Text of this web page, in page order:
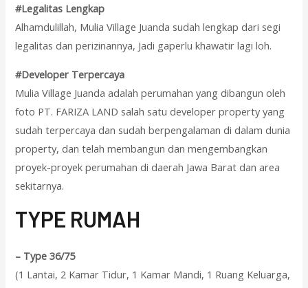
#Legalitas Lengkap
Alhamdulillah, Mulia Village Juanda sudah lengkap dari segi
legalitas dan perizinannya, Jadi gaperlu khawatir lagi loh.
#Developer Terpercaya
Mulia Village Juanda adalah perumahan yang dibangun oleh
foto PT. FARIZA LAND salah satu developer property yang
sudah terpercaya dan sudah berpengalaman di dalam dunia
property, dan telah membangun dan mengembangkan
proyek-proyek perumahan di daerah Jawa Barat dan area
sekitarnya.
TYPE RUMAH
– Type 36/75
(1 Lantai, 2 Kamar Tidur, 1 Kamar Mandi, 1 Ruang Keluarga,